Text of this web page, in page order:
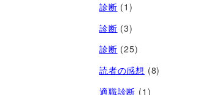
診断 (1)
診断 (3)
診断 (25)
読者の感想 (8)
適職診断 (1)